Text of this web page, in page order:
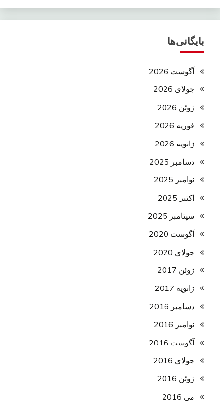
بایگانی‌ها
آگوست 2026
جولای 2026
ژوئن 2026
فوریه 2026
ژانویه 2026
دسامبر 2025
نوامبر 2025
اکتبر 2025
سپتامبر 2025
آگوست 2020
جولای 2020
ژوئن 2017
ژانویه 2017
دسامبر 2016
نوامبر 2016
آگوست 2016
جولای 2016
ژوئن 2016
می 2016